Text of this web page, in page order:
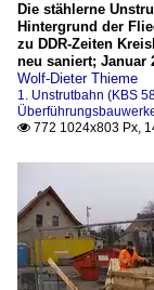
Die stählerne
Hintergrund der
zu DDR-Zeiten
neu saniert; Januar
Wolf-Dieter Thieme
1. Unstrutbahn (KBS
 772 1024x803 Px,